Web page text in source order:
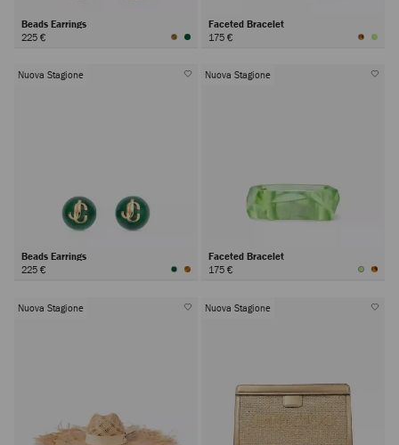
Beads Earrings
225 €
Faceted Bracelet
175 €
Nuova Stagione
Beads Earrings
225 €
Nuova Stagione
Faceted Bracelet
175 €
Nuova Stagione Nuova Stagione